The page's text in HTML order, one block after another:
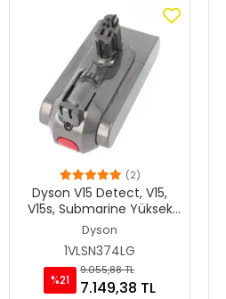
(2)
Dyson V15 Detect, V15,
V15s, Submarine Yüksek
Kapasite 5000mAh
Batarya
Dyson
1VLSN374LG
%21
9.055,88 TL
7.149,38 TL